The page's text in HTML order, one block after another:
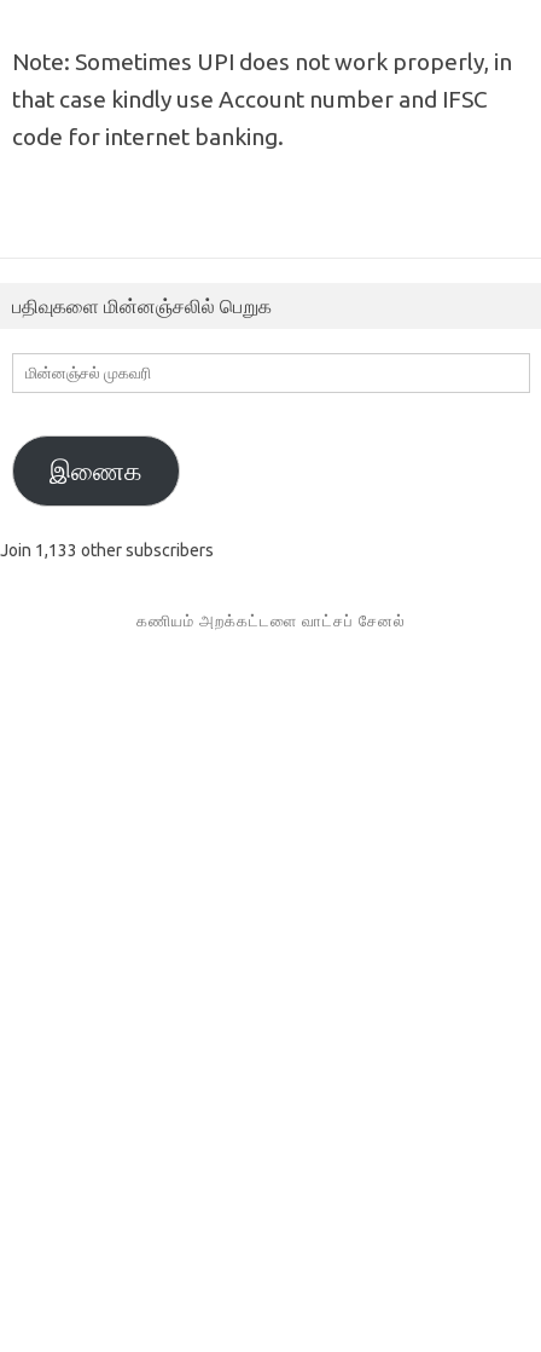
Note: Sometimes UPI does not work properly, in
that case kindly use Account number and IFSC
code for internet banking.
பதிவுகளை மின்னஞ்சலில் பெறுக
மின்னஞ்சல்
முகவரி
இணைக
Join 1,133 other subscribers
கணியம் அறக்கட்டளை வாட்சப் சேனல்